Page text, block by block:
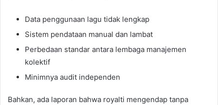
Data penggunaan lagu tidak lengkap
Sistem pendataan manual dan lambat
Perbedaan standar antara lembaga manajemen
kolektif
Minimnya audit independen
Bahkan, ada laporan bahwa royalti mengendap tanpa